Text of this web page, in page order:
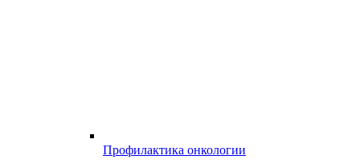
Профилактика онкологии